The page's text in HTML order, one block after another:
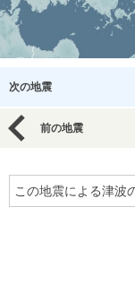
次の地震
前の地震
この地震による津波